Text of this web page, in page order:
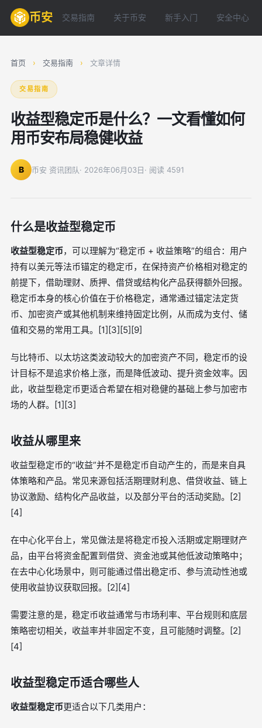
币安 交易指南 关于币安 新手入门 安全中心
首页 › 交易指南 › 文章详情
交易指南
收益型稳定币是什么？一文看懂如何
用币安布局稳健收益
B 币安 资讯团队· 2026年06月03日· 阅读 4591
什么是收益型稳定币
收益型稳定币，可以理解为“稳定币 + 收益策略”的组合：用户
持有以美元等法币锚定的稳定币，在保持资产价格相对稳定的
前提下，借助理财、质押、借贷或结构化产品获得额外回报。
稳定币本身的核心价值在于价格稳定，通常通过锚定法定货
币、加密资产或其他机制来维持固定比例，从而成为支付、储
值和交易的常用工具。[1][3][5][9]
与比特币、以太坊这类波动较大的加密资产不同，稳定币的设
计目标不是追求价格上涨，而是降低波动、提升资金效率。因
此，收益型稳定币更适合希望在相对稳健的基础上参与加密市
场的人群。[1][3]
收益从哪里来
收益型稳定币的“收益”并不是稳定币自动产生的，而是来自具
体策略和产品。常见来源包括活期理财利息、借贷收益、链上
协议激励、结构化产品收益，以及部分平台的活动奖励。[2]
[4]
在中心化平台上，常见做法是将稳定币投入活期或定期理财产
品，由平台将资金配置到借贷、资金池或其他低波动策略中；
在去中心化场景中，则可能通过借出稳定币、参与流动性池或
使用收益协议获取回报。[2][4]
需要注意的是，稳定币收益通常与市场利率、平台规则和底层
策略密切相关，收益率并非固定不变，且可能随时调整。[2]
[4]
收益型稳定币适合哪些人
收益型稳定币更适合以下几类用户：